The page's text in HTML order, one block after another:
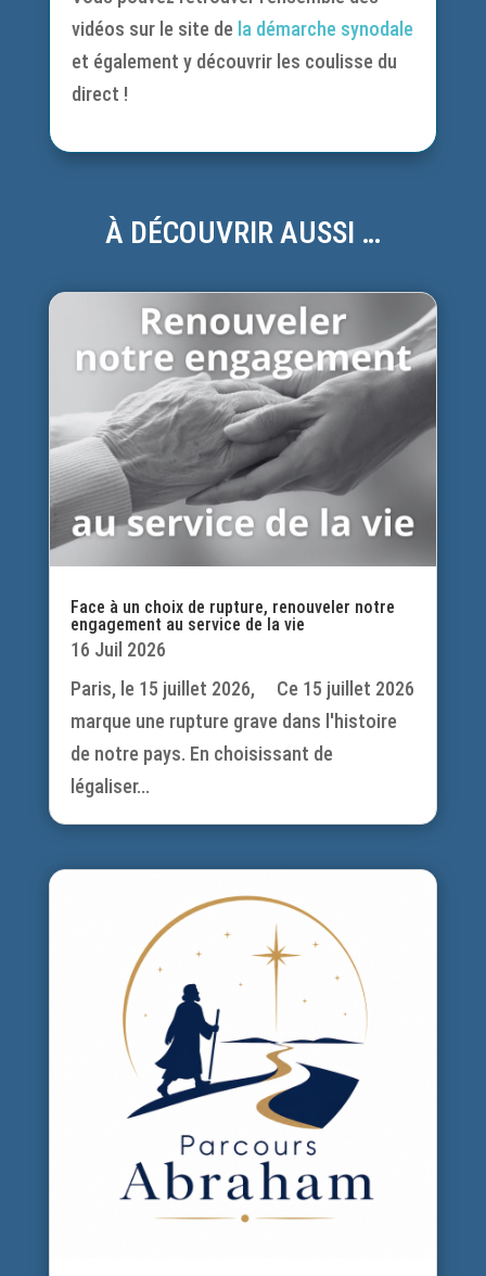
vidéos sur le site de la démarche synodale
et également y découvrir les coulisse du
direct !
À DÉCOUVRIR AUSSI …
Face à un choix de rupture, renouveler notre
engagement au service de la vie
16 Juil 2026
Paris, le 15 juillet 2026, Ce 15 juillet 2026
marque une rupture grave dans l'histoire
de notre pays. En choisissant de
légaliser...